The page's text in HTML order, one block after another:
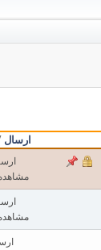
ارسال
مشاهده:
مشاهده: